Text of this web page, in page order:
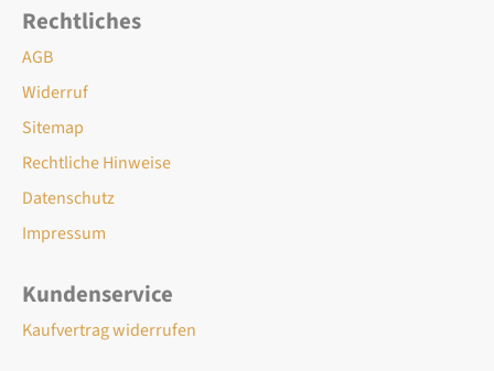
Rechtliches
AGB
Widerruf
Sitemap
Rechtliche Hinweise
Datenschutz
Impressum
Kundenservice
Kaufvertrag widerrufen